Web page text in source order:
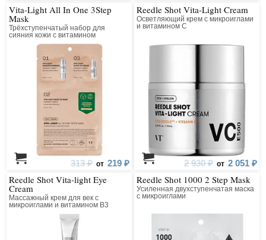
Vita-Light All In One 3Step
Mask
Трёхступенчатый набор для
сияния кожи с витамином
313 ₽ от 219 ₽
Reedle Shot Vita-Light Cream
Осветляющий крем с микроиглами
и витамином C
2 930 ₽ от 2 051 ₽
Reedle Shot Vita-light Eye
Cream
Массажный крем для век с
микроиглами и витамином B3
Reedle Shot 1000 2 Step Mask
Усиленная двухступенчатая маска
с микроиглами